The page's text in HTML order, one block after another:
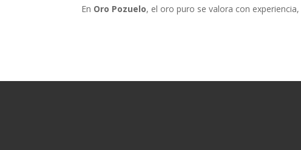
En Oro Pozuelo, el oro puro se valora con